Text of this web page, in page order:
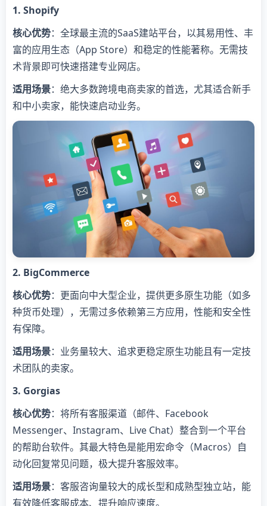
​1. Shopify​
​核心优势​​：全球最主流的SaaS建站平台，以其易用性、丰
富的应用生态（App Store）和稳定的性能著称。无需技
术背景即可快速搭建专业网店。
​适用场景​​：绝大多数跨境电商卖家的首选，尤其适合新手
和中小卖家，能快速启动业务。
​2. BigCommerce​
​核心优势​​：更面向中大型企业，提供更多原生功能（如多
种货币处理），无需过多依赖第三方应用，性能和安全性
有保障。
​适用场景​​：业务量较大、追求更稳定原生功能且有一定技
术团队的卖家。
​3. Gorgias​
​核心优势​​：将所有客服渠道（邮件、Facebook
Messenger、Instagram、Live Chat）整合到一个平台
的帮助台软件。其最大特色是能用宏命令（Macros）自
动化回复常见问题，极大提升客服效率。
​适用场景​​：客服咨询量较大的成长型和成熟型独立站，能
有效降低客服成本、提升响应速度。